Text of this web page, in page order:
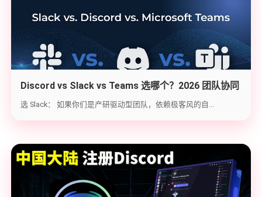
Discord vs Slack vs Teams 选哪个？2026 团队协同
工具实战选型指南
选 Slack： 如果你们是产研驱动型团队，依赖极客风的自...